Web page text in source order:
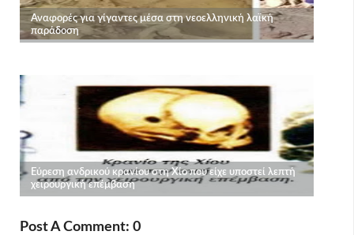
Post A Comment: 0